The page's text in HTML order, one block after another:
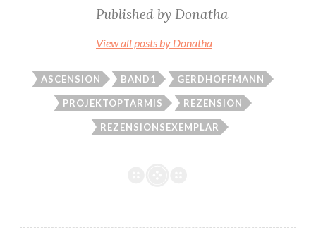
Published by Donatha
View all posts by Donatha
ASCENSION BAND1 GERDHOFFMANN
PROJEKTOPTARMIS REZENSION
REZENSIONSEXEMPLAR